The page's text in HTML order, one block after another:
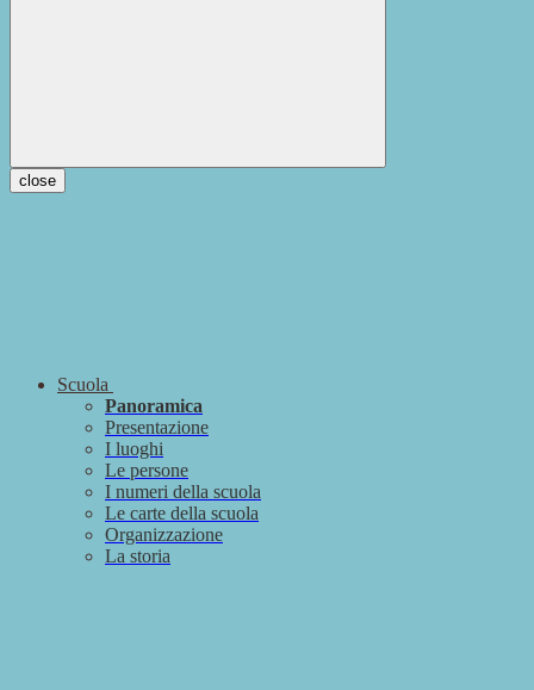
close
Scuola
Panoramica
Presentazione
I luoghi
Le persone
I numeri della scuola
Le carte della scuola
Organizzazione
La storia